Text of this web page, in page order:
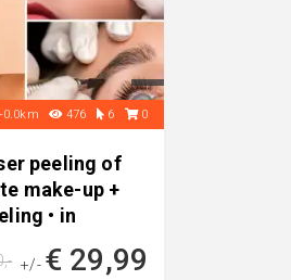
476 6 0
peeling of
make-up +
• in
+/- € 29,99